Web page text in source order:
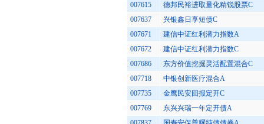
007615
德邦民裕进取量化精锐股票C
007637
兴银鑫日享短债C
007671
建信中证红利潜力指数A
007672
建信中证红利潜力指数C
007686
东方价值挖掘灵活配置混合C
007718
中银创新医疗混合A
007735
金鹰民安回报定开C
007769
东兴兴瑞一年定开债A